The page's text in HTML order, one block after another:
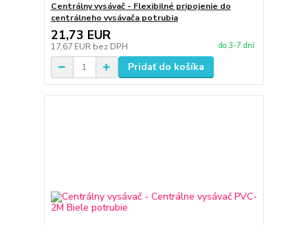
Centrálny vysávač - Flexibilné pripojenie do
centrálneho vysávača potrubia
21,73 EUR
17,67 EUR bez DPH do 3-7 dní
Pridať do košíka